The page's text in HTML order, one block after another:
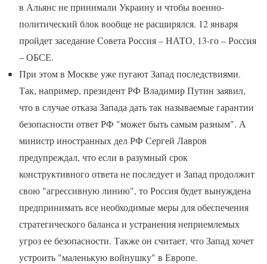
в Альянс не принимали Украину и чтобы военно-
политический блок вообще не расширялся. 12 января
пройдет заседание Совета Россия – НАТО, 13-го – Россия
– ОБСЕ.
При этом в Москве уже пугают Запад последствиями.
Так, например, президент РФ Владимир Путин заявил,
что в случае отказа Запада дать так называемые гарантии
безопасности ответ РФ "может быть самым разным". А
министр иностранных дел РФ Сергей Лавров
предупреждал, что если в разумный срок
конструктивного ответа не последует и Запад продолжит
свою "агрессивную линию", то Россия будет вынуждена
предпринимать все необходимые меры для обеспечения
стратегического баланса и устранения неприемлемых
угроз ее безопасности. Также он считает, что Запад хочет
устроить "маленькую войнушку" в Европе.